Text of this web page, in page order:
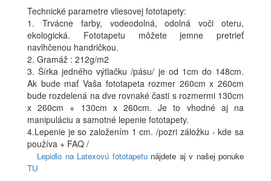
Technické parametre vliesovej fototapety:
1. Trvácne farby, vodeodolná, odolná voči oteru,
ekologická. Fototapetu môžete jemne pretrieť
navlhčenou handričkou.
2. Gramáž : 212g/m2
3. Šírka jedného výtlačku /pásu/ je od 1cm do 148cm.
Ak bude mať Vaša fototapeta rozmer 260cm x 260cm
bude rozdelená na dve rovnaké časti s rozmermi 130cm
x 260cm + 130cm x 260cm. Je to vhodné aj na
manipuláciu a samotné lepenie fototapety.
4.Lepenie je so založením 1 cm. /pozri záložku - kde sa
používa + FAQ /
Lepidlo na Latexovú fototapetunájdete aj v našej ponuke
TU